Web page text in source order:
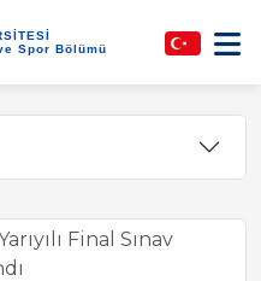
Spor Bölümü
Final Sınav